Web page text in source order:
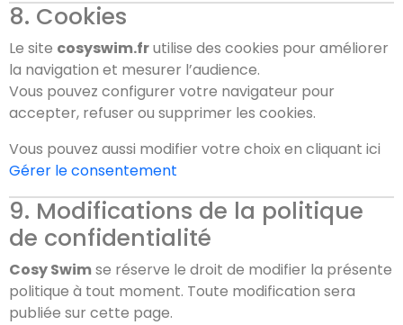
8. Cookies
Le site cosyswim.frutilise des cookies pour améliorer
la navigation et mesurer l’audience.
Vous pouvez configurer votre navigateur pour
accepter, refuser ou supprimer les cookies.
Vous pouvez aussi modifier votre choix en cliquant ici
Gérer le consentement
9. Modifications de la politique
de confidentialité
Cosy Swimse réserve le droit de modifier la présente
politique à tout moment. Toute modification sera
publiée sur cette page.